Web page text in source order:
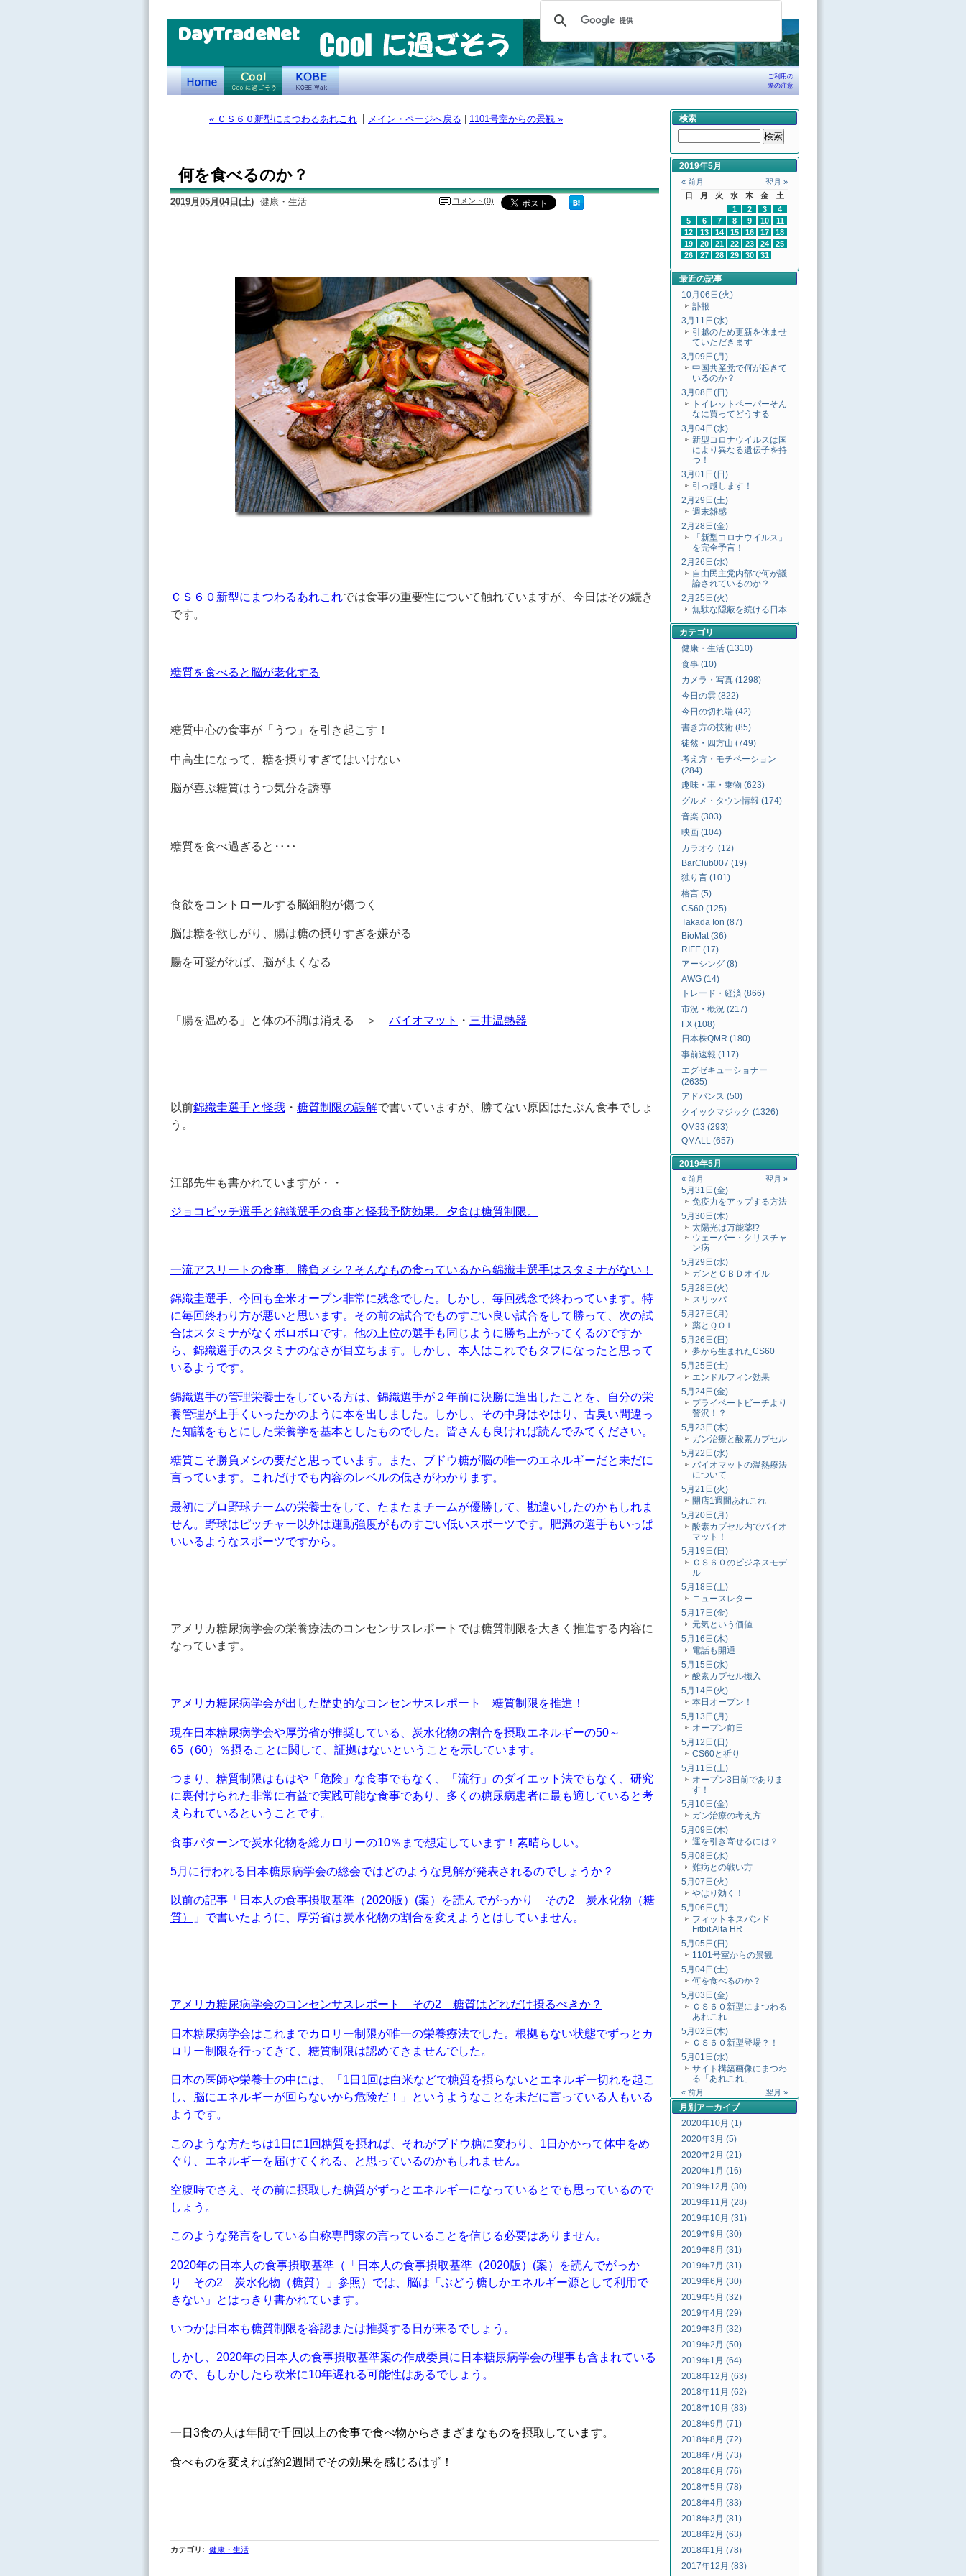
DayTradeNet
ご利用の
際の注意
« ＣＳ６０新型にまつわるあれこれ メイン・ページへ戻る 1101号室からの景観 »
何を食べるのか？
2019月05月04日(土) 健康・生活 コメント(0)
ＣＳ６０新型にまつわるあれこれでは食事の重要性について触れていますが、今日はその続き
です。
糖質を食べると脳が老化する
糖質中心の食事が「うつ」を引き起こす！
中高生になって、糖を摂りすぎてはいけない
脳が喜ぶ糖質はうつ気分を誘導
糖質を食べ過ぎると‥‥
食欲をコントロールする脳細胞が傷つく
脳は糖を欲しがり、腸は糖の摂りすぎを嫌がる
腸を可愛がれば、脳がよくなる
「腸を温める」と体の不調は消える ＞ バイオマット ・ 三井温熱器
以前錦織圭選手と怪我 ・ 糖質制限の誤解で書いていますが、勝てない原因はたぶん食事でしょ
う。
江部先生も書かれていますが・・
ジョコビッチ選手と錦織選手の食事と怪我予防効果。夕食は糖質制限。
一流アスリートの食事、勝負メシ？そんなもの食っているから錦織圭選手はスタミナがない！
錦織圭選手、今回も全米オープン非常に残念でした。しかし、毎回残念で終わっています。特
に毎回終わり方が悪いと思います。その前の試合でものすごい良い試合をして勝って、次の試
合はスタミナがなくボロボロです。他の上位の選手も同じように勝ち上がってくるのですか
ら、錦織選手のスタミナのなさが目立ちます。しかし、本人はこれでもタフになったと思って
いるようです。
錦織選手の管理栄養士をしている方は、錦織選手が２年前に決勝に進出したことを、自分の栄
養管理が上手くいったかのように本を出しました。しかし、その中身はやはり、古臭い間違っ
た知識をもとにした栄養学を基本としたものでした。皆さんも良ければ読んでみてください。
糖質こそ勝負メシの要だと思っています。また、ブドウ糖が脳の唯一のエネルギーだと未だに
言っています。これだけでも内容のレベルの低さがわかります。
最初にプロ野球チームの栄養士をして、たまたまチームが優勝して、勘違いしたのかもしれま
せん。野球はピッチャー以外は運動強度がものすごい低いスポーツです。肥満の選手もいっぱ
いいるようなスポーツですから。
アメリカ糖尿病学会の栄養療法のコンセンサスレポートでは糖質制限を大きく推進する内容に
なっています。
アメリカ糖尿病学会が出した歴史的なコンセンサスレポート 糖質制限を推進！
現在日本糖尿病学会や厚労省が推奨している、炭水化物の割合を摂取エネルギーの50～
65（60）％摂ることに関して、証拠はないということを示しています。
つまり、糖質制限はもはや「危険」な食事でもなく、「流行」のダイエット法でもなく、研究
に裏付けられた非常に有益で実践可能な食事であり、多くの糖尿病患者に最も適していると考
えられているということです。
食事パターンで炭水化物を総カロリーの10％まで想定しています！素晴らしい。
5月に行われる日本糖尿病学会の総会ではどのような見解が発表されるのでしょうか？
以前の記事「 日本人の食事摂取基準（2020版）(案）を読んでがっかり その2 炭水化物（糖
質）
」で書いたように、厚労省は炭水化物の割合を変えようとはしていません。
アメリカ糖尿病学会のコンセンサスレポート その2 糖質はどれだけ摂るべきか？
日本糖尿病学会はこれまでカロリー制限が唯一の栄養療法でした。根拠もない状態でずっとカ
ロリー制限を行ってきて、糖質制限は認めてきませんでした。
日本の医師や栄養士の中には、「1日1回は白米などで糖質を摂らないとエネルギー切れを起こ
し、脳にエネルギーが回らないから危険だ！」というようなことを未だに言っている人もいる
ようです。
このような方たちは1日に1回糖質を摂れば、それがブドウ糖に変わり、1日かかって体中をめ
ぐり、エネルギーを届けてくれる、と思っているのかもしれません。
空腹時でさえ、その前に摂取した糖質がずっとエネルギーになっているとでも思っているので
しょう。
このような発言をしている自称専門家の言っていることを信じる必要はありません。
2020年の日本人の食事摂取基準（「日本人の食事摂取基準（2020版）(案）を読んでがっか
り その2 炭水化物（糖質）」参照）では、脳は「ぶどう糖しかエネルギー源として利用で
きない」とはっきり書かれています。
いつかは日本も糖質制限を容認または推奨する日が来るでしょう。
しかし、2020年の日本人の食事摂取基準案の作成委員に日本糖尿病学会の理事も含まれている
ので、もしかしたら欧米に10年遅れる可能性はあるでしょう。
一日3食の人は年間で千回以上の食事で食べ物からさまざまなものを摂取しています。
食べものを変えれば約2週間でその効果を感じるはず！
カテゴリ : 健康・生活
検索
2019年5月
« 前月
翌月 »
日
月 火 水 木 金
土
1
2 3
4
5
6 7 8 9 10
11
12
13 14 15 16 17
18
19
20 21 22 23 24
25
26
27 28 29 30 31
最近の記事
10月06日(火)
訃報
3月11日(水)
引越のため更新を休ませ
ていただきます
3月09日(月)
中国共産党で何が起きて
いるのか？
3月08日(日)
トイレットペーパーそん
なに買ってどうする
3月04日(水)
新型コロナウイルスは国
により異なる遺伝子を持
つ！
3月01日(日)
引っ越します！
2月29日(土)
週末雑感
2月28日(金)
「新型コロナウイルス」
を完全予言！
2月26日(水)
自由民主党内部で何が議
論されているのか？
2月25日(火)
無駄な隠蔽を続ける日本
カテゴリ
健康・生活 (1310)
食事 (10)
カメラ・写真 (1298)
今日の雲 (822)
今日の切れ端 (42)
書き方の技術 (85)
徒然・四方山 (749)
考え方・モチベーション
(284)
趣味・車・乗物 (623)
グルメ・タウン情報 (174)
音楽 (303)
映画 (104)
カラオケ (12)
BarClub007 (19)
独り言 (101)
格言 (5)
CS60 (125)
Takada Ion (87)
BioMat (36)
RIFE (17)
アーシング (8)
AWG (14)
トレード・経済 (866)
市況・概況 (217)
FX (108)
日本株QMR (180)
事前速報 (117)
エグゼキューショナー
(2635)
アドバンス (50)
クイックマジック (1326)
QM33 (293)
QMALL (657)
2019年5月
« 前月 翌月 »
5月31日(金)
免疫力をアップする方法
5月30日(木)
太陽光は万能薬!?
ウェーバー・クリスチャ
ン病
5月29日(水)
ガンとＣＢＤオイル
5月28日(火)
スリッパ
5月27日(月)
薬とＱＯＬ
5月26日(日)
夢から生まれたCS60
5月25日(土)
エンドルフィン効果
5月24日(金)
プライベートビーチより
贅沢！？
5月23日(木)
ガン治療と酸素カプセル
5月22日(水)
バイオマットの温熱療法
について
5月21日(火)
開店1週間あれこれ
5月20日(月)
酸素カプセル内でバイオ
マット！
5月19日(日)
ＣＳ６０のビジネスモデ
ル
5月18日(土)
ニュースレター
5月17日(金)
元気という価値
5月16日(木)
電話も開通
5月15日(水)
酸素カプセル搬入
5月14日(火)
本日オープン！
5月13日(月)
オープン前日
5月12日(日)
CS60と祈り
5月11日(土)
オープン3日前でありま
す！
5月10日(金)
ガン治療の考え方
5月09日(木)
運を引き寄せるには？
5月08日(水)
難病との戦い方
5月07日(火)
やはり効く！
5月06日(月)
フィットネスバンド
Fitbit Alta HR
5月05日(日)
1101号室からの景観
5月04日(土)
何を食べるのか？
5月03日(金)
ＣＳ６０新型にまつわる
あれこれ
5月02日(木)
ＣＳ６０新型登場？！
5月01日(水)
サイト構築画像にまつわ
る「あれこれ」
« 前月 翌月 »
月別 アーカイブ
2020年10月 (1)
2020年3月 (5)
2020年2月 (21)
2020年1月 (16)
2019年12月 (30)
2019年11月 (28)
2019年10月 (31)
2019年9月 (30)
2019年8月 (31)
2019年7月 (31)
2019年6月 (30)
2019年5月 (32)
2019年4月 (29)
2019年3月 (32)
2019年2月 (50)
2019年1月 (64)
2018年12月 (63)
2018年11月 (62)
2018年10月 (83)
2018年9月 (71)
2018年8月 (72)
2018年7月 (73)
2018年6月 (76)
2018年5月 (78)
2018年4月 (83)
2018年3月 (81)
2018年2月 (63)
2018年1月 (78)
2017年12月 (83)